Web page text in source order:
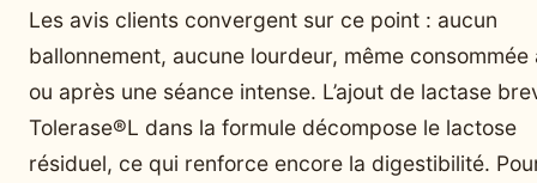
Les avis clients convergent sur ce point : aucun
ballonnement, aucune lourdeur, même consommée
ou après une séance intense. L’ajout de lactase
Tolerase®L dans la formule décompose le lactose
résiduel, ce qui renforce encore la digestibilité.